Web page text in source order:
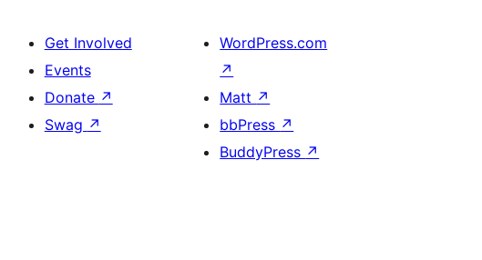
Get Involved
Events
Donate ↗
Swag ↗
WordPress.com
↗
Matt ↗
bbPress ↗
BuddyPress ↗